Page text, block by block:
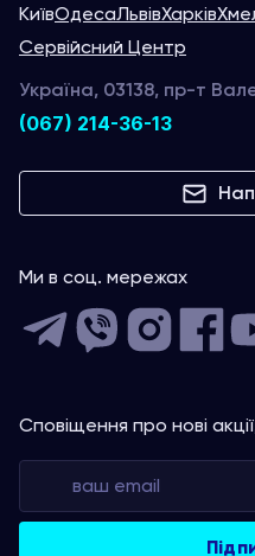
КиївОдесаЛьвівХарків
Сервійсний Центр
Україна, 03138, пр-т
(067) 214-36-13
Ми в соц. мережах
Сповіщення про нові